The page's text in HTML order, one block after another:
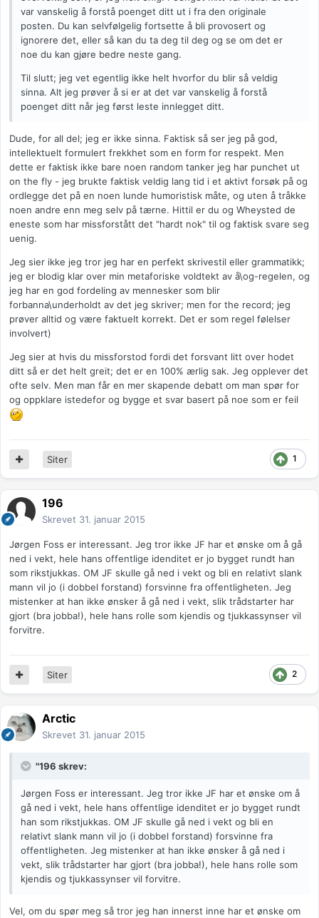
var vanskelig å forstå poenget ditt ut i fra den originale
posten. Du kan selvfølgelig fortsette å bli provosert og
ignorere det, eller så kan du ta deg til deg og se om det er
noe du kan gjøre bedre neste gang.
Til slutt; jeg vet egentlig ikke helt hvorfor du blir så veldig
sinna. Alt jeg prøver å si er at det var vanskelig å forstå
poenget ditt når jeg først leste innlegget ditt.
Dude, for all del; jeg er ikke sinna. Faktisk så ser jeg på god,
intellektuelt formulert frekkhet som en form for respekt. Men
dette er faktisk ikke bare noen random tanker jeg har punchet ut
on the fly - jeg brukte faktisk veldig lang tid i et aktivt forsøk på og
ordlegge det på en noen lunde humoristisk måte, og uten å tråkke
noen andre enn meg selv på tærne. Hittil er du og Wheysted de
eneste som har missforstått det "hardt nok" til og faktisk svare seg
uenig.
Jeg sier ikke jeg tror jeg har en perfekt skrivestil eller grammatikk;
jeg er blodig klar over min metaforiske voldtekt av å\og-regelen, og
jeg har en god fordeling av mennesker som blir
forbanna\underholdt av det jeg skriver; men for the record; jeg
prøver alltid og være faktuelt korrekt. Det er som regel følelser
involvert)
Jeg sier at hvis du missforstod fordi det forsvant litt over hodet
ditt så er det helt greit; det er en 100% ærlig sak. Jeg opplever det
ofte selv. Men man får en mer skapende debatt om man spør for
og oppklare istedefor og bygge et svar basert på noe som er feil
1
Siter
196
Skrevet 31. januar 2015
Jørgen Foss er interessant. Jeg tror ikke JF har et ønske om å gå
ned i vekt, hele hans offentlige idenditet er jo bygget rundt han
som rikstjukkas. OM JF skulle gå ned i vekt og bli en relativt slank
mann vil jo (i dobbel forstand) forsvinne fra offentligheten. Jeg
mistenker at han ikke ønsker å gå ned i vekt, slik trådstarter har
gjort (bra jobba!), hele hans rolle som kjendis og tjukkassynser vil
forvitre.
2
Siter
Arctic
Skrevet 31. januar 2015
"196 skrev:
Jørgen Foss er interessant. Jeg tror ikke JF har et ønske om å
gå ned i vekt, hele hans offentlige idenditet er jo bygget rundt
han som rikstjukkas. OM JF skulle gå ned i vekt og bli en
relativt slank mann vil jo (i dobbel forstand) forsvinne fra
offentligheten. Jeg mistenker at han ikke ønsker å gå ned i
vekt, slik trådstarter har gjort (bra jobba!), hele hans rolle som
kjendis og tjukkassynser vil forvitre.
Vel, om du spør meg så tror jeg han innerst inne har et ønske om